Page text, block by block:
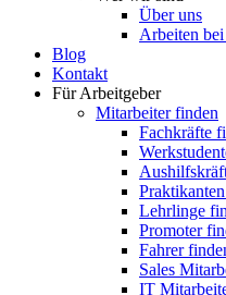
Über uns
Arbeiten
Blog
Kontakt
Für Arbeitgeber
Mitarbeiter finden
Fachkräfte
Lehrlinge
Promoter
Fahrer
Sales
IT